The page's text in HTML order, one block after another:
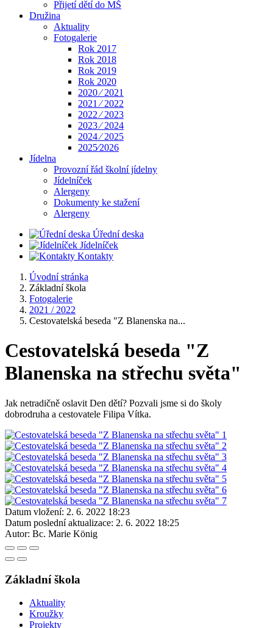
Přijetí dětí do MŠ
Družina
Aktuality
Fotogalerie
Rok 2017
Rok 2018
Rok 2019
Rok 2020
2020 ⁄ 2021
2021 ⁄ 2022
2022 ⁄ 2023
2023 ⁄ 2024
2024 ⁄ 2025
2025⁄2026
Jídelna
Provozní řád školní jídelny
Jídelníček
Alergeny
Dokumenty ke stažení
Alergeny
Úřední deska
Jídelníček
Kontakty
Úvodní stránka
Základní škola
Fotogalerie
2021 / 2022
Cestovatelská beseda "Z Blanenska na...
Cestovatelská beseda "Z
Blanenska na střechu světa"
Jak netradičně oslavit Den dětí? Pozvali jsme si do školy
dobrodruha a cestovatele Filipa Vítka.
Datum vložení: 2. 6. 2022 18:23
Datum poslední aktualizace: 2. 6. 2022 18:25
Autor: Bc. Marie König
Základní škola
Aktuality
Kroužky
Projekty